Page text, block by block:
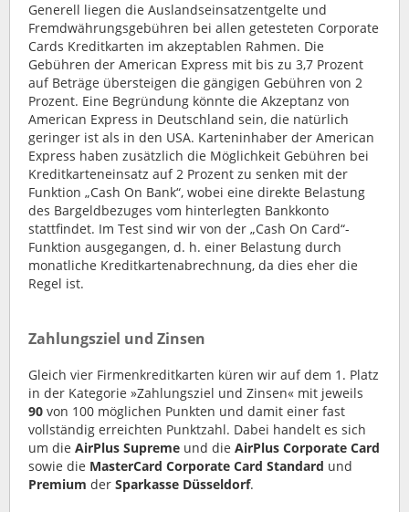
Generell liegen die Auslandseinsatzentgelte und
Fremdwährungsgebühren bei allen getesteten Corporate
Cards Kreditkarten im akzeptablen Rahmen. Die
Gebühren der American Express mit bis zu 3,7 Prozent
auf Beträge übersteigen die gängigen Gebühren von 2
Prozent. Eine Begründung könnte die Akzeptanz von
American Express in Deutschland sein, die natürlich
geringer ist als in den USA. Karteninhaber der American
Express haben zusätzlich die Möglichkeit Gebühren bei
Kreditkarteneinsatz auf 2 Prozent zu senken mit der
Funktion „Cash On Bank“, wobei eine direkte Belastung
des Bargeldbezuges vom hinterlegten Bankkonto
stattfindet. Im Test sind wir von der „Cash On Card“-
Funktion ausgegangen, d. h. einer Belastung durch
monatliche Kreditkartenabrechnung, da dies eher die
Regel ist.
Zahlungsziel und Zinsen
Gleich vier Firmenkreditkarten küren wir auf dem 1. Platz
in der Kategorie »Zahlungsziel und Zinsen« mit jeweils
90 von 100 möglichen Punkten und damit einer fast
vollständig erreichten Punktzahl. Dabei handelt es sich
um die AirPlus Supreme und die AirPlus Corporate Card
sowie die MasterCard Corporate Card Standard und
Premium der Sparkasse Düsseldorf.